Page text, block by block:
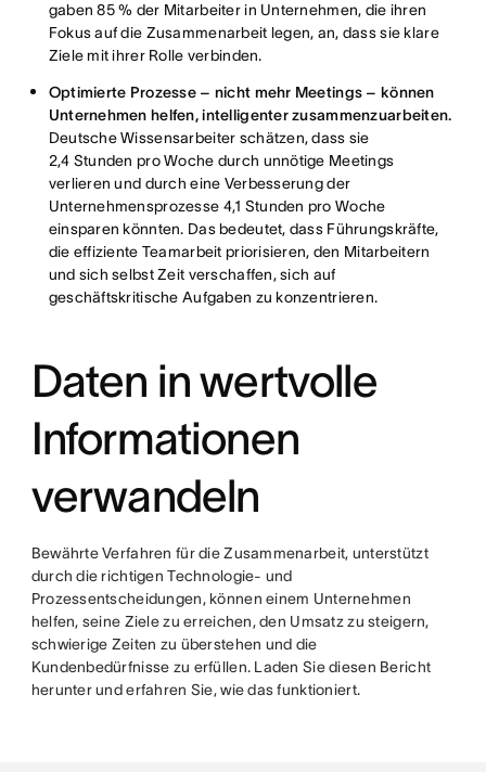
gaben 85 % der Mitarbeiter in Unternehmen, die ihren
Fokus auf die Zusammenarbeit legen, an, dass sie klare
Ziele mit ihrer Rolle verbinden.
Optimierte Prozesse – nicht mehr Meetings – können
Unternehmen helfen, intelligenter zusammenzuarbeiten.
Deutsche Wissensarbeiter schätzen, dass sie
2,4 Stunden pro Woche durch unnötige Meetings
verlieren und durch eine Verbesserung der
Unternehmensprozesse 4,1 Stunden pro Woche
einsparen könnten. Das bedeutet, dass Führungskräfte,
die effiziente Teamarbeit priorisieren, den Mitarbeitern
und sich selbst Zeit verschaffen, sich auf
geschäftskritische Aufgaben zu konzentrieren.
Daten in wertvolle
Informationen
verwandeln
Bewährte Verfahren für die Zusammenarbeit, unterstützt
durch die richtigen Technologie- und
Prozessentscheidungen, können einem Unternehmen
helfen, seine Ziele zu erreichen, den Umsatz zu steigern,
schwierige Zeiten zu überstehen und die
Kundenbedürfnisse zu erfüllen. Laden Sie diesen Bericht
herunter und erfahren Sie, wie das funktioniert.